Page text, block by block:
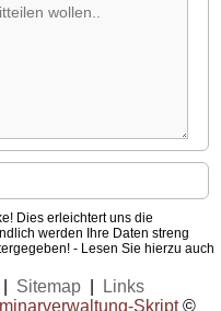
Dies erleichtert uns die
werden Ihre Daten streng
- Lesen Sie hierzu auch
Sitemap
Links
Skript©